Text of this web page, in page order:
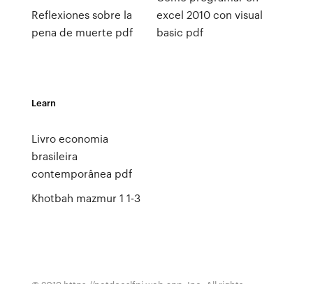
Reflexiones sobre la
pena de muerte pdf
excel 2010 con visual
basic pdf
Learn
Livro economia
brasileira
contemporânea pdf
Khotbah mazmur 1 1-3